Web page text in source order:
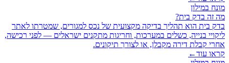
מונח במילון
מה זה בדק בית?
בדק בית הוא תהליך בדיקה מקצועית של נכס למגורים, שמטרתו לאתר
ליקויי בנייה, כשלים במערכות, וחריגות מתקנים ישראלים — לפני רכישה,
אחרי קבלת דירה מקבלן, או לצורך תיקונים.
קראו עוד←